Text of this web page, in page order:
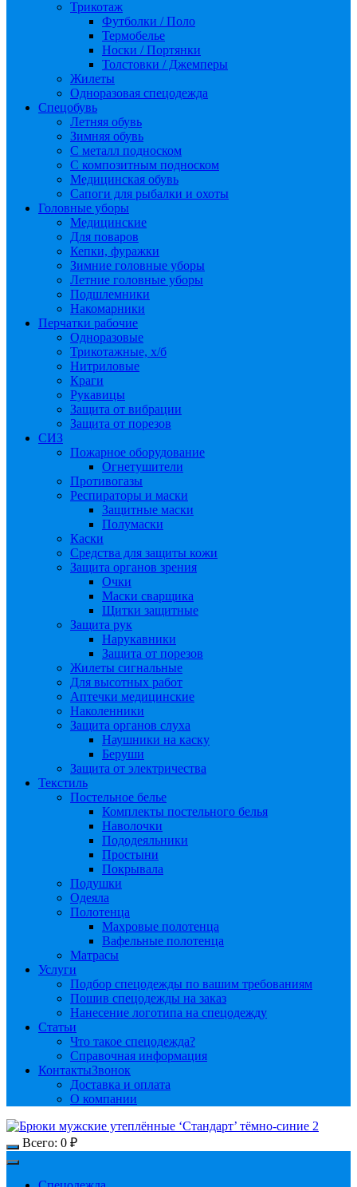
Трикотаж
Футболки / Поло
Термобелье
Носки / Портянки
Толстовки / Джемперы
Жилеты
Одноразовая спецодежда
Спецобувь
Летняя обувь
Зимняя обувь
С металл подноском
С композитным подноском
Медицинская обувь
Сапоги для рыбалки и охоты
Головные уборы
Медицинские
Для поваров
Кепки, фуражки
Зимние головные уборы
Летние головные уборы
Подшлемники
Накомарники
Перчатки рабочие
Одноразовые
Трикотажные, х/б
Нитриловые
Краги
Рукавицы
Защита от вибрации
Защита от порезов
СИЗ
Пожарное оборудование
Огнетушители
Противогазы
Респираторы и маски
Защитные маски
Полумаски
Каски
Средства для защиты кожи
Защита органов зрения
Очки
Маски сварщика
Щитки защитные
Защита рук
Нарукавники
Защита от порезов
Жилеты сигнальные
Для высотных работ
Аптечки медицинские
Наколенники
Защита органов слуха
Наушники на каску
Беруши
Защита от электричества
Текстиль
Постельное белье
Комплекты постельного белья
Наволочки
Пододеяльники
Простыни
Покрывала
Подушки
Одеяла
Полотенца
Махровые полотенца
Вафельные полотенца
Матрасы
Услуги
Подбор спецодежды по вашим требованиям
Пошив спецодежды на заказ
Нанесение логотипа на спецодежду
Статьи
Что такое спецодежда?
Справочная информация
КонтактыЗвонок
Доставка и оплата
О компании
Всего: 0 ₽